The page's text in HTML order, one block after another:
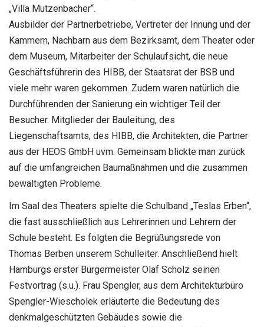
„Villa Mutzenbacher“.
Ausbilder der Partnerbetriebe, Vertreter der Innung und der
Kammern, Nachbarn aus dem Bezirksamt, dem Theater oder
dem Museum, Mitarbeiter der Schulaufsicht, die neue
Geschäftsführerin des HIBB, der Staatsrat der BSB und
viele mehr waren gekommen. Zudem waren natürlich die
Durchführenden der Sanierung ein wichtiger Teil der
Besucher. Mitglieder der Bauleitung, des
Liegenschaftsamts, des HIBB, die Architekten, die Partner
aus der HEOS GmbH uvm. Gemeinsam blickte man zurück
auf die umfangreichen Baumaßnahmen und die zusammen
bewältigten Probleme.
Im Saal des Theaters spielte die Schulband „Teslas Erben“,
die fast ausschließlich aus Lehrerinnen und Lehrern der
Schule besteht. Es folgten die Begrüßungsrede von
Thomas Berben unserem Schulleiter. Anschließend hielt
Hamburgs erster Bürgermeister Olaf Scholz seinen
Festvortrag (s.u.). Frau Spengler, aus dem Architekturbüro
Spengler-Wiescholek erläuterte die Bedeutung des
denkmalgeschützten Gebäudes sowie die